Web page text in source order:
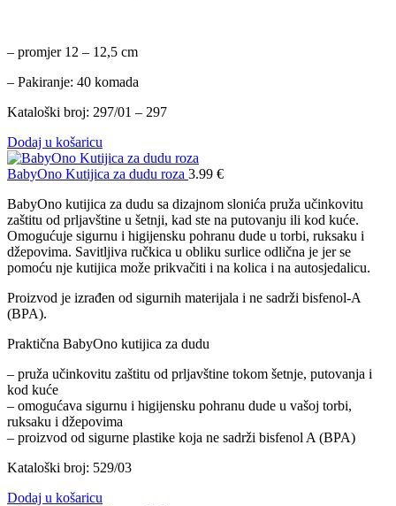
– promjer 12 – 12,5 cm
– Pakiranje: 40 komada
Kataloški broj: 297/01 – 297
Dodaj u košaricu
BabyOno Kutijica za dudu roza 3.99 €
BabyOno kutijica za dudu sa dizajnom slonića pruža učinkovitu
zaštitu od prljavštine u šetnji, kad ste na putovanju ili kod kuće.
Omogućuje sigurnu i higijensku pohranu dude u torbi, ruksaku i
džepovima. Savitljiva ručkica u obliku surlice odlična je jer se
pomoću nje kutijica može prikvačiti i na kolica i na autosjedalicu.
Proizvod je izrađen od sigurnih materijala i ne sadrži bisfenol-A
(BPA).
Praktična BabyOno kutijica za dudu
– pruža učinkovitu zaštitu od prljavštine tokom šetnje, putovanja i
kod kuće
– omogućava sigurnu i higijensku pohranu dude u vašoj torbi,
ruksaku i džepovima
– proizvod od sigurne plastike koja ne sadrži bisfenol A (BPA)
Kataloški broj: 529/03
Dodaj u košaricu